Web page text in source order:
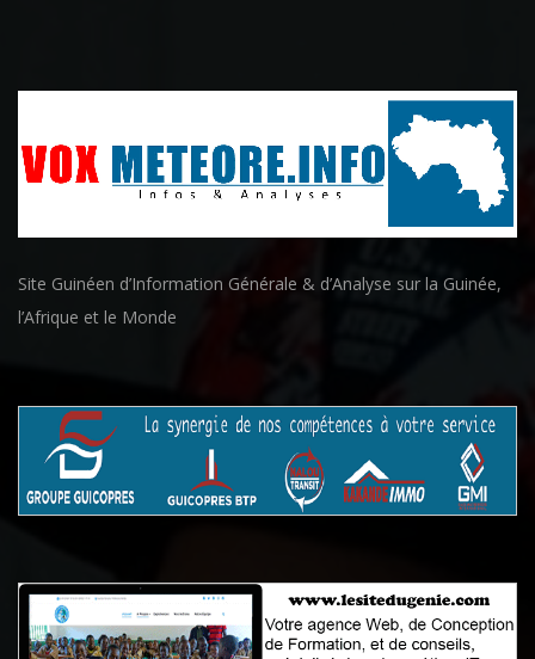
Site Guinéen d’Information Générale & d’Analyse sur la Guinée,
l’Afrique et le Monde